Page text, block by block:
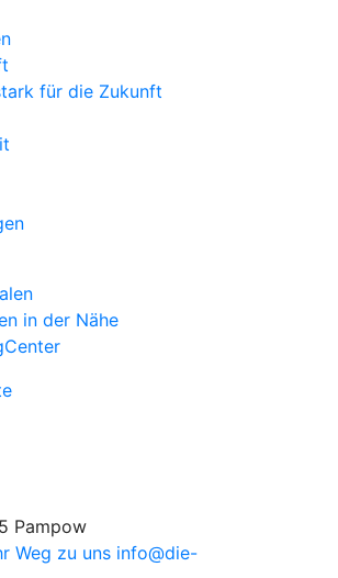
für die Zukunft
in der Nähe
Pampow
Weg zu uns info@die-